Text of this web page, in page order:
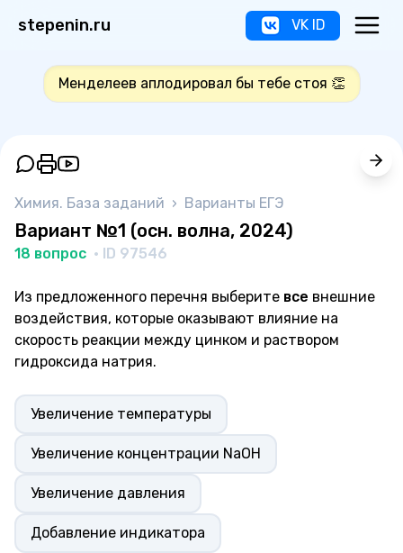
stepenin.ru VK ID
Менделеев аплодировал бы тебе стоя 👏
Химия. База заданий › Варианты ЕГЭ
Вариант №1 (осн. волна, 2024)
18 вопрос · ID 97546
Из предложенного перечня выберите все внешние
воздействия, которые оказывают влияние на
скорость реакции между цинком и раствором
гидроксида натрия.
Увеличение температуры
Увеличение концентрации NаOH
Увеличение давления
Добавление индикатора